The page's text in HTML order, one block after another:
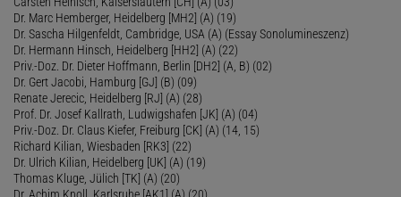
Dr. Marc Hemberger, Heidelberg [MH2] (A) (19)
Dr. Sascha Hilgenfeldt, Cambridge, USA (A) (Essay Sonolumineszenz)
Dr. Hermann Hinsch, Heidelberg [HH2] (A) (22)
Priv.-Doz. Dr. Dieter Hoffmann, Berlin [DH2] (A, B) (02)
Dr. Gert Jacobi, Hamburg [GJ] (B) (09)
Renate Jerecic, Heidelberg [RJ] (A) (28)
Prof. Dr. Josef Kallrath, Ludwigshafen [JK] (A) (04)
Priv.-Doz. Dr. Claus Kiefer, Freiburg [CK] (A) (14, 15)
Richard Kilian, Wiesbaden [RK3] (22)
Dr. Ulrich Kilian, Heidelberg [UK] (A) (19)
Thomas Kluge, Jülich [TK] (A) (20)
Dr. Achim Knoll, Karlsruhe [AK1] (A) (20)